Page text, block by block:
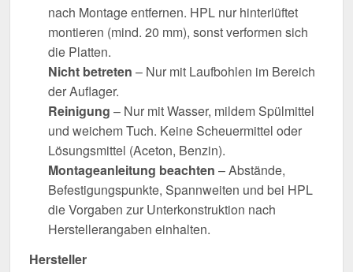
nach Montage entfernen. HPL nur hinterlüftet
montieren (mind. 20 mm), sonst verformen sich
die Platten.
Nicht betreten – Nur mit Laufbohlen im Bereich
der Auflager.
Reinigung – Nur mit Wasser, mildem Spülmittel
und weichem Tuch. Keine Scheuermittel oder
Lösungsmittel (Aceton, Benzin).
Montageanleitung beachten – Abstände,
Befestigungspunkte, Spannweiten und bei HPL
die Vorgaben zur Unterkonstruktion nach
Herstellerangaben einhalten.
Hersteller